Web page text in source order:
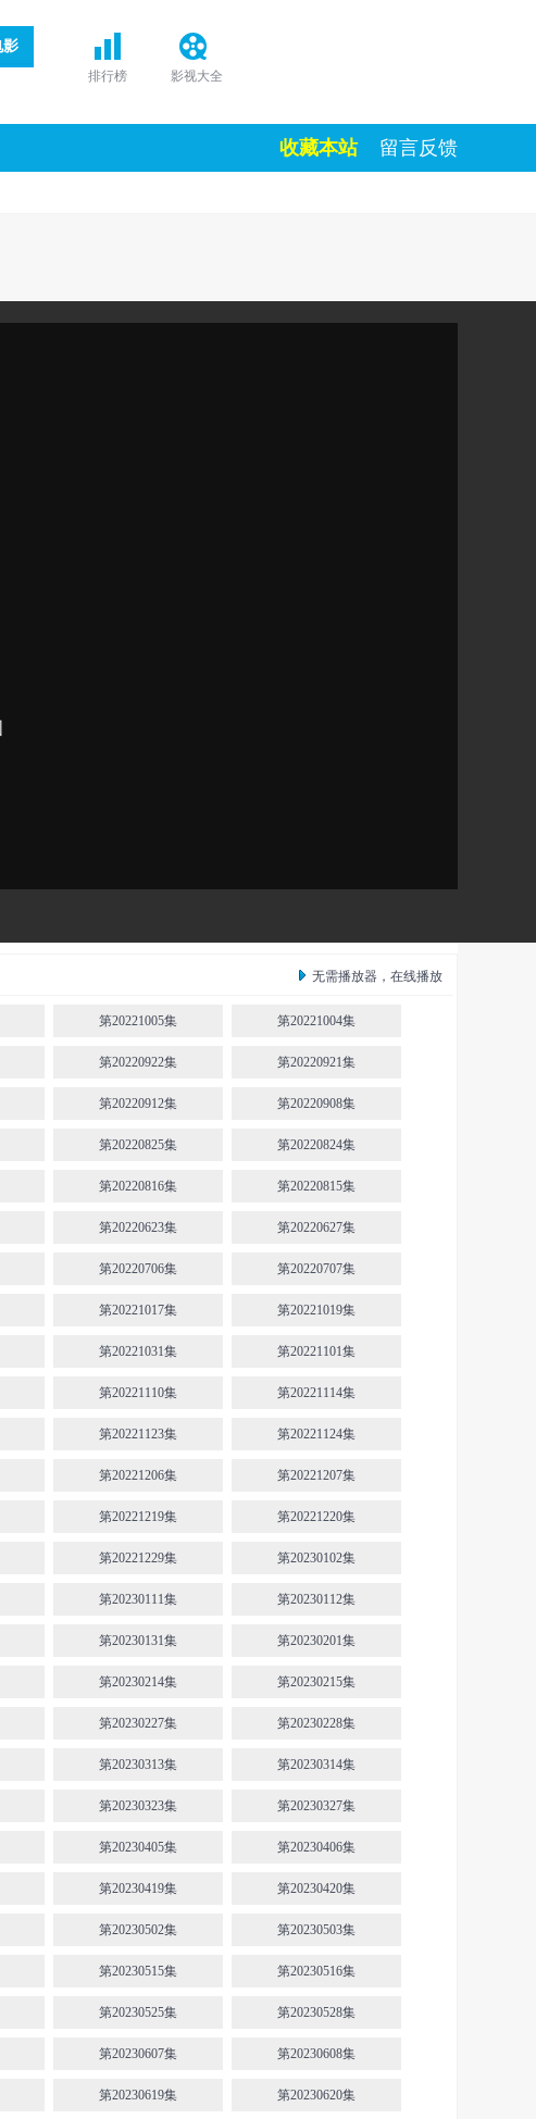
排行榜 影视大全
收藏本站 留言反馈
无需播放器，在线播放
第20221005集 第20221004集
第20220922集 第20220921集
第20220912集 第20220908集
第20220825集 第20220824集
第20220816集 第20220815集
第20220623集 第20220627集
第20220706集 第20220707集
第20221017集 第20221019集
第20221031集 第20221101集
第20221110集 第20221114集
第20221123集 第20221124集
第20221206集 第20221207集
第20221219集 第20221220集
第20221229集 第20230102集
第20230111集 第20230112集
第20230131集 第20230201集
第20230214集 第20230215集
第20230227集 第20230228集
第20230313集 第20230314集
第20230323集 第20230327集
第20230405集 第20230406集
第20230419集 第20230420集
第20230502集 第20230503集
第20230515集 第20230516集
第20230525集 第20230528集
第20230607集 第20230608集
第20230619集 第20230620集